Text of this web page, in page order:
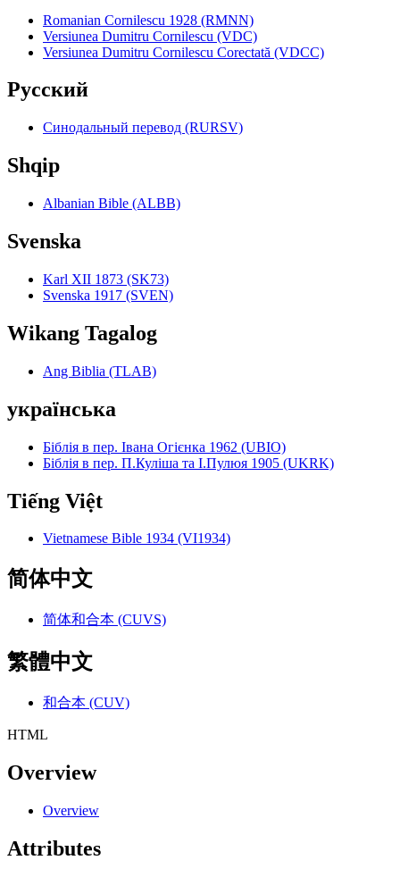
Romanian Cornilescu 1928 (RMNN)
Versiunea Dumitru Cornilescu (VDC)
Versiunea Dumitru Cornilescu Corectată (VDCC)
Pyccкий
Синодальный перевод (RURSV)
Shqip
Albanian Bible (ALBB)
Svenska
Karl XII 1873 (SK73)
Svenska 1917 (SVEN)
Wikang Tagalog
Ang Biblia (TLAB)
українська
Біблія в пер. Івана Огієнка 1962 (UBIO)
Біблія в пер. П.Куліша та І.Пулюя 1905 (UKRK)
Tiếng Việt
Vietnamese Bible 1934 (VI1934)
简体中文
简体和合本 (CUVS)
繁體中文
和合本 (CUV)
HTML
Overview
Overview
Attributes